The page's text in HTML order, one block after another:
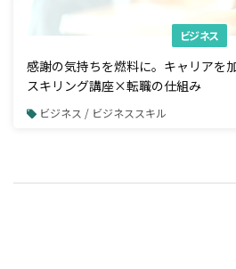
ビジネス
感謝の気持ちを燃料に。キャリアを
スキリング講座×転職の仕組み
ビジネス / ビジネススキル